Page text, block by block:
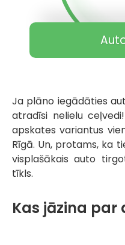
Ja plāno iegādāties
atradīsi nelielu
apskates variantus
Rīgā. Un, protams, ka
visplašākais auto
tīkls.
Kas jāzina par